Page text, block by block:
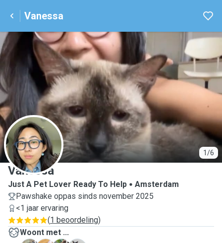
Vanessa
1/6
V
Vanessa
Just A Pet Lover Ready To Help
Amsterdam
Pawshake oppas sinds november 2025
<1 jaar ervaring
(1 beoordeling)
Woont met ...